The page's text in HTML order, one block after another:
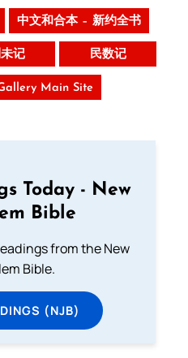
中文和合本 – 新约全书
记 民数记
Main Site
Today - New
Bible
from the New
Bible.
(NJB)